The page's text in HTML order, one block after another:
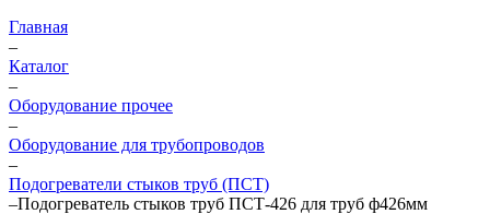
Главная
–
Каталог
–
Оборудование прочее
–
Оборудование для трубопроводов
–
Подогреватели стыков труб (ПСТ)
–Подогреватель стыков труб ПСТ-426 для труб ф426мм